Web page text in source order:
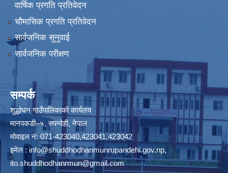
वार्षिक प्रगति प्रतिवेदन
चौमासिक प्रगति प्रतिवेदन
सार्वजनिक सुनुवाई
सार्वजनिक परीक्षण
सम्पर्क
शुद्धोधन गाउँपालिकाको कार्यलय
मानपकडी–५, रुपन्देही, नेपाल
मोवाइल नं: 071-423040,423041,423042
इमेल : info@shuddhodhanmunrupandehi.gov.np,
ito.shuddhodhanrmun@gmail.com